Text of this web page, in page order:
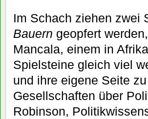
Im Schach ziehen zwei
Bauern geopfert
Mancala, einem in
Spielsteine gleich viel
und ihre eigene Seite
Gesellschaften über
Robinson,